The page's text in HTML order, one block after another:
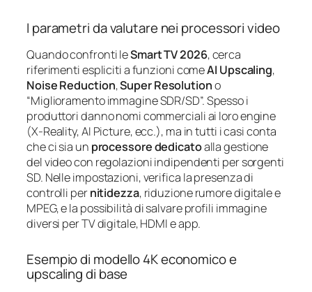
I parametri da valutare nei processori video
Quando confronti leSmart TV 2026, cerca
riferimenti espliciti a funzioni comeAI Upscaling,
Noise Reduction,Super Resolutiono
“Miglioramento immagine SDR/SD”. Spesso i
produttori danno nomi commerciali ai loro engine
(X-Reality, AI Picture, ecc.), ma in tutti i casi conta
che ci sia un processore dedicatoalla gestione
del video con regolazioni indipendenti per sorgenti
SD. Nelle impostazioni, verifica la presenza di
controlli pernitidezza, riduzione rumore digitale e
MPEG, e la possibilità di salvare profili immagine
diversi per TV digitale, HDMI e app.
Esempio di modello 4K economico e
upscaling di base